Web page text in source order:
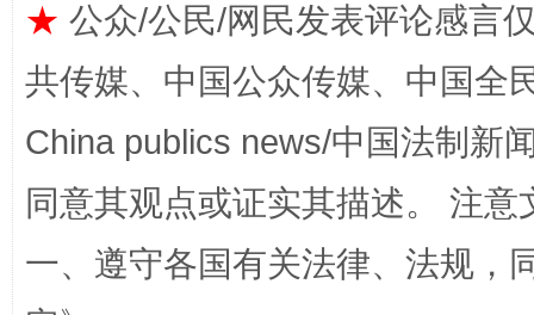
★ 公众/公民/网民发表评论感言
共传媒、中国公众传媒、中国全
China publics news/中国法制新
同意其观点或证实其描述。 注
一、遵守各国有关法律、法规，